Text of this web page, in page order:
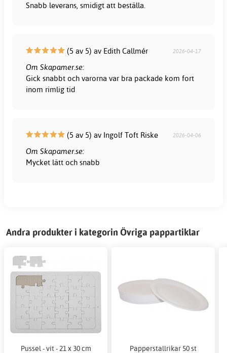
Snabb leverans, smidigt att beställa.
(5 av 5) av Edith Callmér 2026-04-17
Om Skapamer.se:
Gick snabbt och varorna var bra packade kom fort
inom rimlig tid
(5 av 5) av Ingolf Toft Riske 2026-04-06
Om Skapamer.se:
Mycket lätt och snabb
Andra produkter i kategorin Övriga pappartiklar
Pussel - vit - 21 x 30 cm Papperstallrikar 50 st